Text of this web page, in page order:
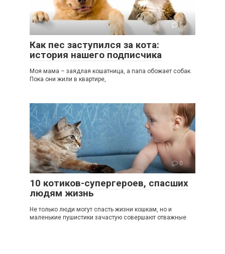
0
Как пес заступился за кота:
история нашего подписчика
Моя мама – заядлая кошатница, а папа обожает собак.
Пока они жили в квартире,
0
10 котиков-супергероев, спасших
людям жизнь
Не только люди могут спасть жизни кошкам, но и
маленькие пушистики зачастую совершают отважные